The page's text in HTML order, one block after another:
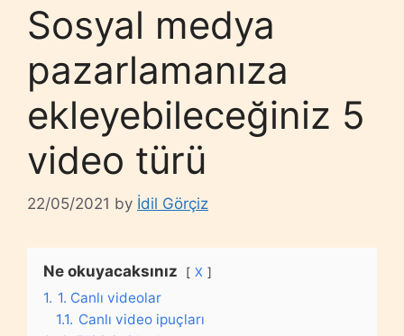
Sosyal medya
pazarlamanıza
ekleyebileceğiniz 5
video türü
22/05/2021 by İdil Görçiz
Ne okuyacaksınız X
1. 1. Canlı videolar
1.1. Canlı video ipuçları